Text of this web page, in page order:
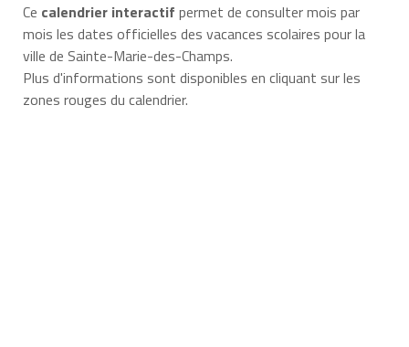
Ce calendrier interactif permet de consulter mois par
mois les dates officielles des vacances scolaires pour la
ville de Sainte-Marie-des-Champs.
Plus d'informations sont disponibles en cliquant sur les
zones rouges du calendrier.